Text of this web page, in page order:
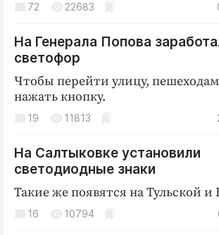
72 22683
На Генерала Попова
светофор
Чтобы перейти улицу,
нажать кнопку.
19 11813
На Салтыковке установили
светодиодные знаки
Такие же появятся на Тульской и
16 10794